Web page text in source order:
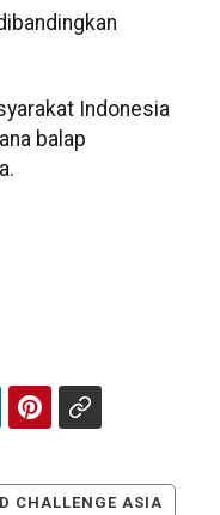
Indonesia
balap
CHALLENGE ASIA